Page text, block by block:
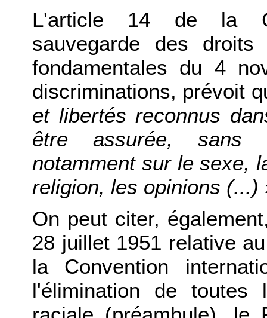
L'article 14 de la
sauvegarde des
fondamentales du 4
discriminations, prévoit
et libertés reconnus
être assurée, sans
notamment sur le sexe,
religion, les opinions (...)
On peut citer,
28 juillet 1951 relative
la Convention
l'élimination de toutes